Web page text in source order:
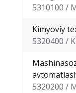
5310100 /
Kimyoviy
5320400 /
5320200 /